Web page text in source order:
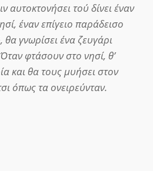
αυτοκτονήσει τού δίνει έναν
έναν επίγειο παράδεισο
θα γνωρίσει ένα ζευγάρι
φτάσουν στο νησί, θ’
και θα τους μυήσει στον
όπως τα ονειρεύνταν.